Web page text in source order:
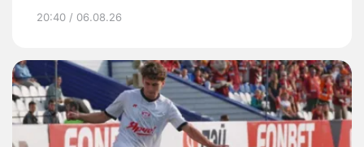
20:40 / 06.08.26